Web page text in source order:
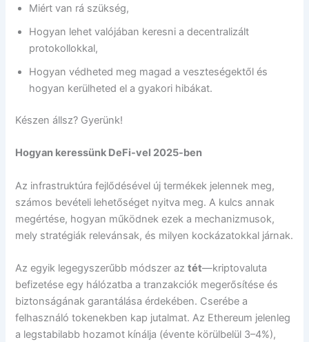
Miért van rá szükség,
Hogyan lehet valójában keresni a decentralizált
protokollokkal,
Hogyan védheted meg magad a veszteségektől és
hogyan kerülheted el a gyakori hibákat.
Készen állsz? Gyerünk!
Hogyan keressünk DeFi-vel 2025-ben
Az infrastruktúra fejlődésével új termékek jelennek meg,
számos bevételi lehetőséget nyitva meg. A kulcs annak
megértése, hogyan működnek ezek a mechanizmusok,
mely stratégiák relevánsak, és milyen kockázatokkal járnak.
Az egyik legegyszerűbb módszer aztét—kriptovaluta
befizetése egy hálózatba a tranzakciók megerősítése és
biztonságának garantálása érdekében. Cserébe a
felhasználó tokenekben kap jutalmat. Az Ethereum jelenleg
a legstabilabb hozamot kínálja (évente körülbelül 3–4%),